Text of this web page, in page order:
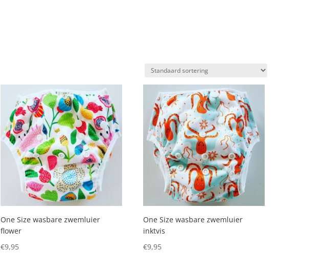
One Size wasbare zwemluier
flower
€9,95
One Size wasbare zwemluier
inktvis
€9,95